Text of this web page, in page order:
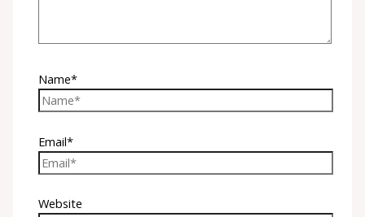
Name*
Email*
Website